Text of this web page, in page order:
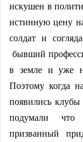
искушен в
истинную цену
солдат и
бывший
в земле и уже
Поэтому когда
появились
подумали что
призванный